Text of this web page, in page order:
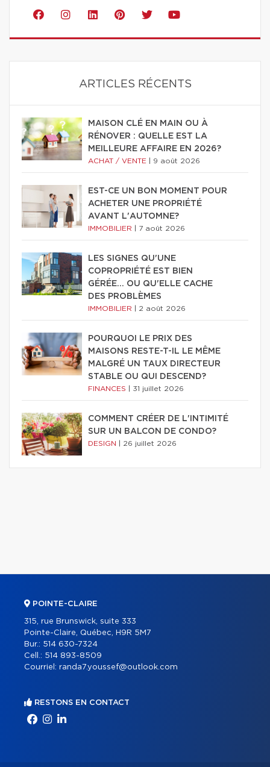
ARTICLES RÉCENTS
MAISON CLÉ EN MAIN OU À
RÉNOVER : QUELLE EST LA
MEILLEURE AFFAIRE EN 2026?
ACHAT / VENTE 9 août 2026
EST-CE UN BON MOMENT POUR
ACHETER UNE PROPRIÉTÉ
AVANT L'AUTOMNE?
IMMOBILIER 7 août 2026
LES SIGNES QU'UNE
COPROPRIÉTÉ EST BIEN
GÉRÉE… OU QU'ELLE CACHE
DES PROBLÈMES
IMMOBILIER 2 août 2026
POURQUOI LE PRIX DES
MAISONS RESTE-T-IL LE MÊME
MALGRÉ UN TAUX DIRECTEUR
STABLE OU QUI DESCEND?
FINANCES 31 juillet 2026
COMMENT CRÉER DE L'INTIMITÉ
SUR UN BALCON DE CONDO?
DESIGN 26 juillet 2026
POINTE-CLAIRE
315, rue Brunswick, suite 333
Pointe-Claire, Québec, H9R 5M7
Bur.: 514 630-7324
Cell.: 514 893-8509
Courriel: randa7.youssef@outlook.com
RESTONS EN CONTACT